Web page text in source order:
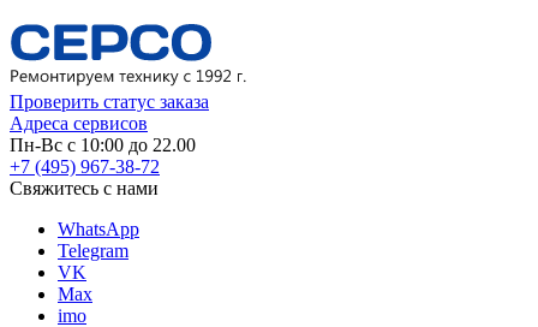
Проверить статус заказа
Адреса сервисов
Пн-Вс с 10:00 до 22.00
+7 (495) 967-38-72
Свяжитесь с нами
WhatsApp
Telegram
VK
Max
imo